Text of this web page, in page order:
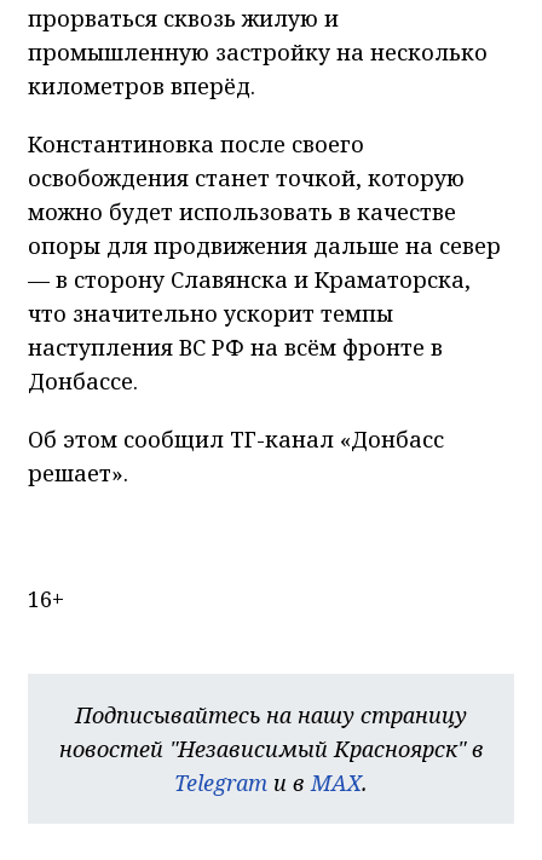
прорваться сквозь жилую и
промышленную застройку на несколько
километров вперёд.
Константиновка после своего
освобождения станет точкой, которую
можно будет использовать в качестве
опоры для продвижения дальше на север
— в сторону Славянска и Краматорска,
что значительно ускорит темпы
наступления ВС РФ на всём фронте в
Донбассе.
Об этом сообщил ТГ-канал «Донбасс
решает».
16+
Подписывайтесь на нашу страницу
новостей "Независимый Красноярск" в
Telegram и в MAX.